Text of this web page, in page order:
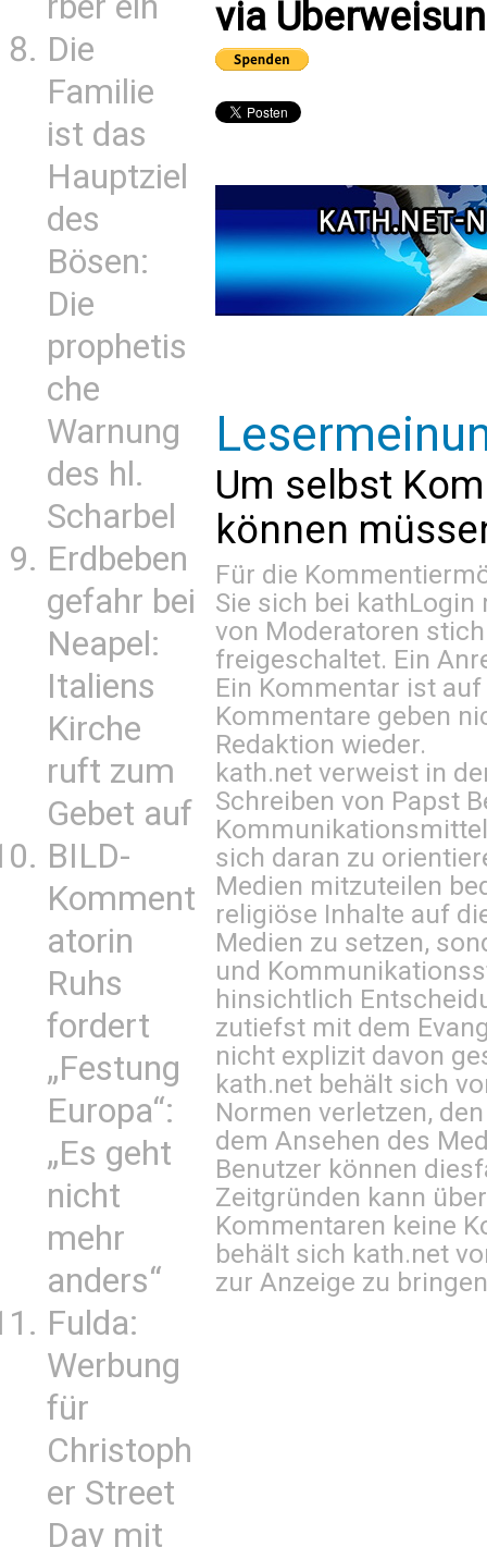
Die
Familie
ist das
Hauptziel
des
Bösen:
Die
prophetis
che
Warnung
des hl.
Scharbel
Erdbeben
gefahr bei
Neapel:
Italiens
Kirche
ruft zum
Gebet auf
BILD-
Komment
atorin
Ruhs
fordert
„Festung
Europa“:
„Es geht
nicht
mehr
anders“
Fulda:
Werbung
für
Christoph
er Street
Day mit
via
Um selbst
können
Für die
Sie sich bei kathLogin
von Moderatoren
freigeschaltet. Ein
Ein Kommentar ist
Kommentare geben
Redaktion wieder.
kath.net verweist in
Schreiben von Papst
sich daran zu
Medien mitzuteilen
religiöse Inhalte auf
Medien zu setzen,
und
hinsichtlich
zutiefst mit dem
nicht explizit davon
kath.net behält sich
Normen verletzen,
dem Ansehen des
Benutzer können
Zeitgründen kann
Kommentaren keine
behält sich kath.net
zur Anzeige zu